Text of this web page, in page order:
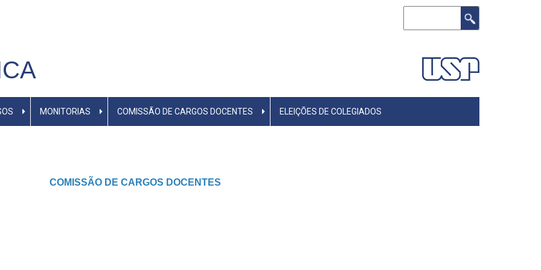
MONITORIAS COMISSÃO DE CARGOS DOCENTES ELEIÇÕES DE COLEGIADOS
COMISSÃO DE CARGOS DOCENTES